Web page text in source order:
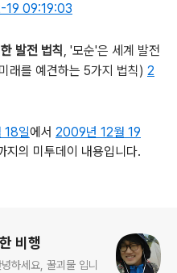
09:19:03
발전 법칙, '모순'은 세계 발전
래를 예견하는 5가지 법칙) 2
18일에서 2009년 12월 19
지의 미투데이 내용입니다.
비행
세요, 꿀괴물 입니